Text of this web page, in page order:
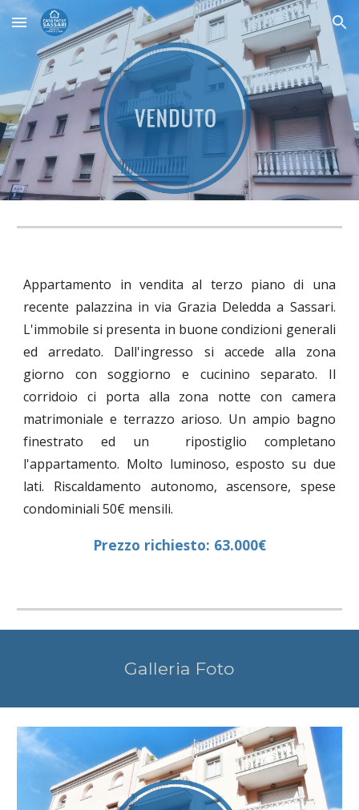
Skip to main content Skip to navigation
Appartamento in vendita al terzo piano di una
recente palazzina in via Grazia Deledda a Sassari.
L'immobile si presenta in buone condizioni generali
ed arredato. Dall'ingresso si accede alla zona
giorno con soggiorno e cucinino separato. Il
corridoio ci porta alla zona notte con camera
matrimoniale e terrazzo arioso. Un ampio bagno
finestrato ed un ripostiglio completano
l'appartamento. Molto luminoso, esposto su due
lati. Riscaldamento autonomo, ascensore, spese
condominiali 50€ mensili.
Prezzo richiesto: 63.000€
Galleria Foto